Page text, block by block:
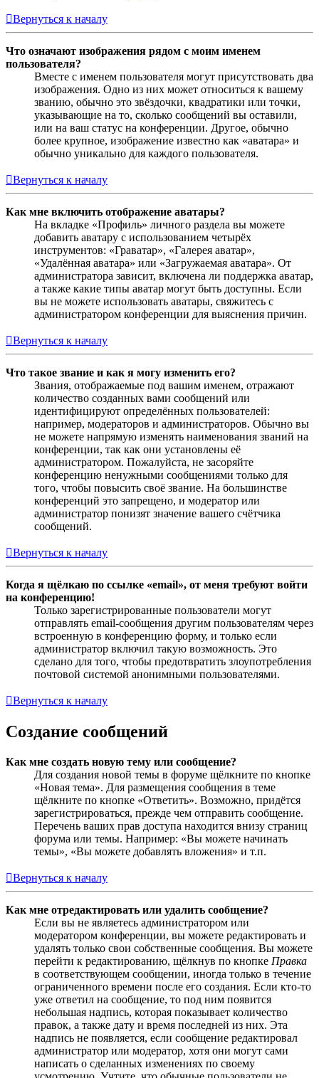
Вернуться к началу
Что означают изображения рядом с моим именем
пользователя?
Вместе с именем пользователя могут присутствовать два
изображения. Одно из них может относиться к вашему
званию, обычно это звёздочки, квадратики или точки,
указывающие на то, сколько сообщений вы оставили,
или на ваш статус на конференции. Другое, обычно
более крупное, изображение известно как «аватара» и
обычно уникально для каждого пользователя.
Вернуться к началу
Как мне включить отображение аватары?
На вкладке «Профиль» личного раздела вы можете
добавить аватару с использованием четырёх
инструментов: «Граватар», «Галерея аватар»,
«Удалённая аватара» или «Загружаемая аватара». От
администратора зависит, включена ли поддержка аватар,
а также какие типы аватар могут быть доступны. Если
вы не можете использовать аватары, свяжитесь с
администратором конференции для выяснения причин.
Вернуться к началу
Что такое звание и как я могу изменить его?
Звания, отображаемые под вашим именем, отражают
количество созданных вами сообщений или
идентифицируют определённых пользователей:
например, модераторов и администраторов. Обычно вы
не можете напрямую изменять наименования званий на
конференции, так как они установлены её
администратором. Пожалуйста, не засоряйте
конференцию ненужными сообщениями только для
того, чтобы повысить своё звание. На большинстве
конференций это запрещено, и модератор или
администратор понизят значение вашего счётчика
сообщений.
Вернуться к началу
Когда я щёлкаю по ссылке «email», от меня требуют войти
на конференцию!
Только зарегистрированные пользователи могут
отправлять email-сообщения другим пользователям через
встроенную в конференцию форму, и только если
администратор включил такую возможность. Это
сделано для того, чтобы предотвратить злоупотребления
почтовой системой анонимными пользователями.
Вернуться к началу
Создание сообщений
Как мне создать новую тему или сообщение?
Для создания новой темы в форуме щёлкните по кнопке
«Новая тема». Для размещения сообщения в теме
щёлкните по кнопке «Ответить». Возможно, придётся
зарегистрироваться, прежде чем отправить сообщение.
Перечень ваших прав доступа находится внизу страниц
форума или темы. Например: «Вы можете начинать
темы», «Вы можете добавлять вложения» и т.п.
Вернуться к началу
Как мне отредактировать или удалить сообщение?
Если вы не являетесь администратором или
модератором конференции, вы можете редактировать и
удалять только свои собственные сообщения. Вы можете
перейти к редактированию, щёлкнув по кнопке Правка
в соответствующем сообщении, иногда только в течение
ограниченного времени после его создания. Если кто-то
уже ответил на сообщение, то под ним появится
небольшая надпись, которая показывает количество
правок, а также дату и время последней из них. Эта
надпись не появляется, если сообщение редактировал
администратор или модератор, хотя они могут сами
написать о сделанных изменениях по своему